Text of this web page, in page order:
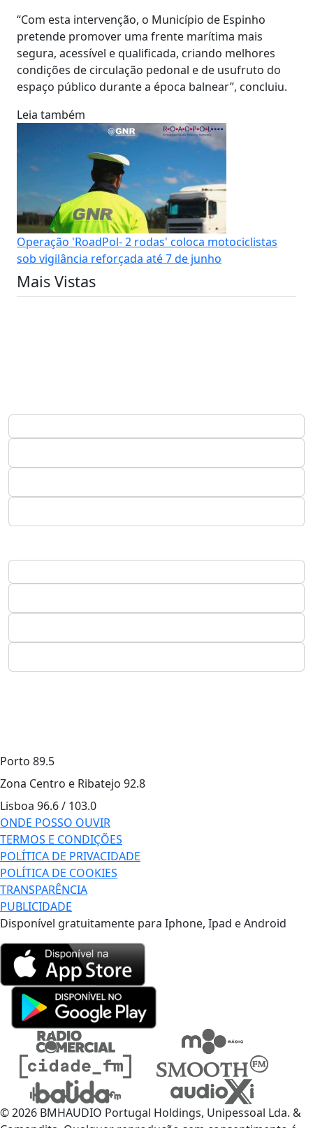
“Com esta intervenção, o Município de Espinho
pretende promover uma frente marítima mais
segura, acessível e qualificada, criando melhores
condições de circulação pedonal e de usufruto do
espaço público durante a época balnear”, concluiu.
Leia também
Operação 'RoadPol- 2 rodas' coloca motociclistas
sob vigilância reforçada até 7 de junho
Mais Vistas
Porto 89.5
Zona Centro e Ribatejo 92.8
Lisboa 96.6 / 103.0
ONDE POSSO OUVIR
TERMOS E CONDIÇÕES
POLÍTICA DE PRIVACIDADE
POLÍTICA DE COOKIES
TRANSPARÊNCIA
PUBLICIDADE
Disponível gratuitamente para Iphone, Ipad e Android
© 2026 BMHAUDIO Portugal Holdings, Unipessoal Lda. &